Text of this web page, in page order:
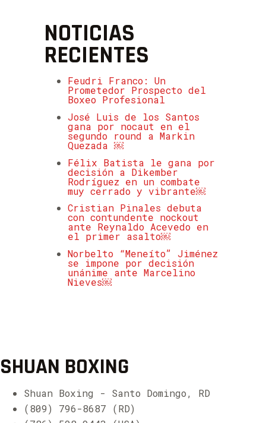
NOTICIAS
RECIENTES
Feudri Franco: Un
Prometedor Prospecto del
Boxeo Profesional
José Luis de los Santos
gana por nocaut en el
segundo round a Markin
Quezada ￼
Félix Batista le gana por
decisión a Dikember
Rodríguez en un combate
muy cerrado y vibrante￼
Cristian Pinales debuta
con contundente nockout
ante Reynaldo Acevedo en
el primer asalto￼
Norbelto “Meneíto” Jiménez
se impone por decisión
unánime ante Marcelino
Nieves￼
SHUAN BOXING
Shuan Boxing - Santo Domingo, RD
(809) 796-8687 (RD)